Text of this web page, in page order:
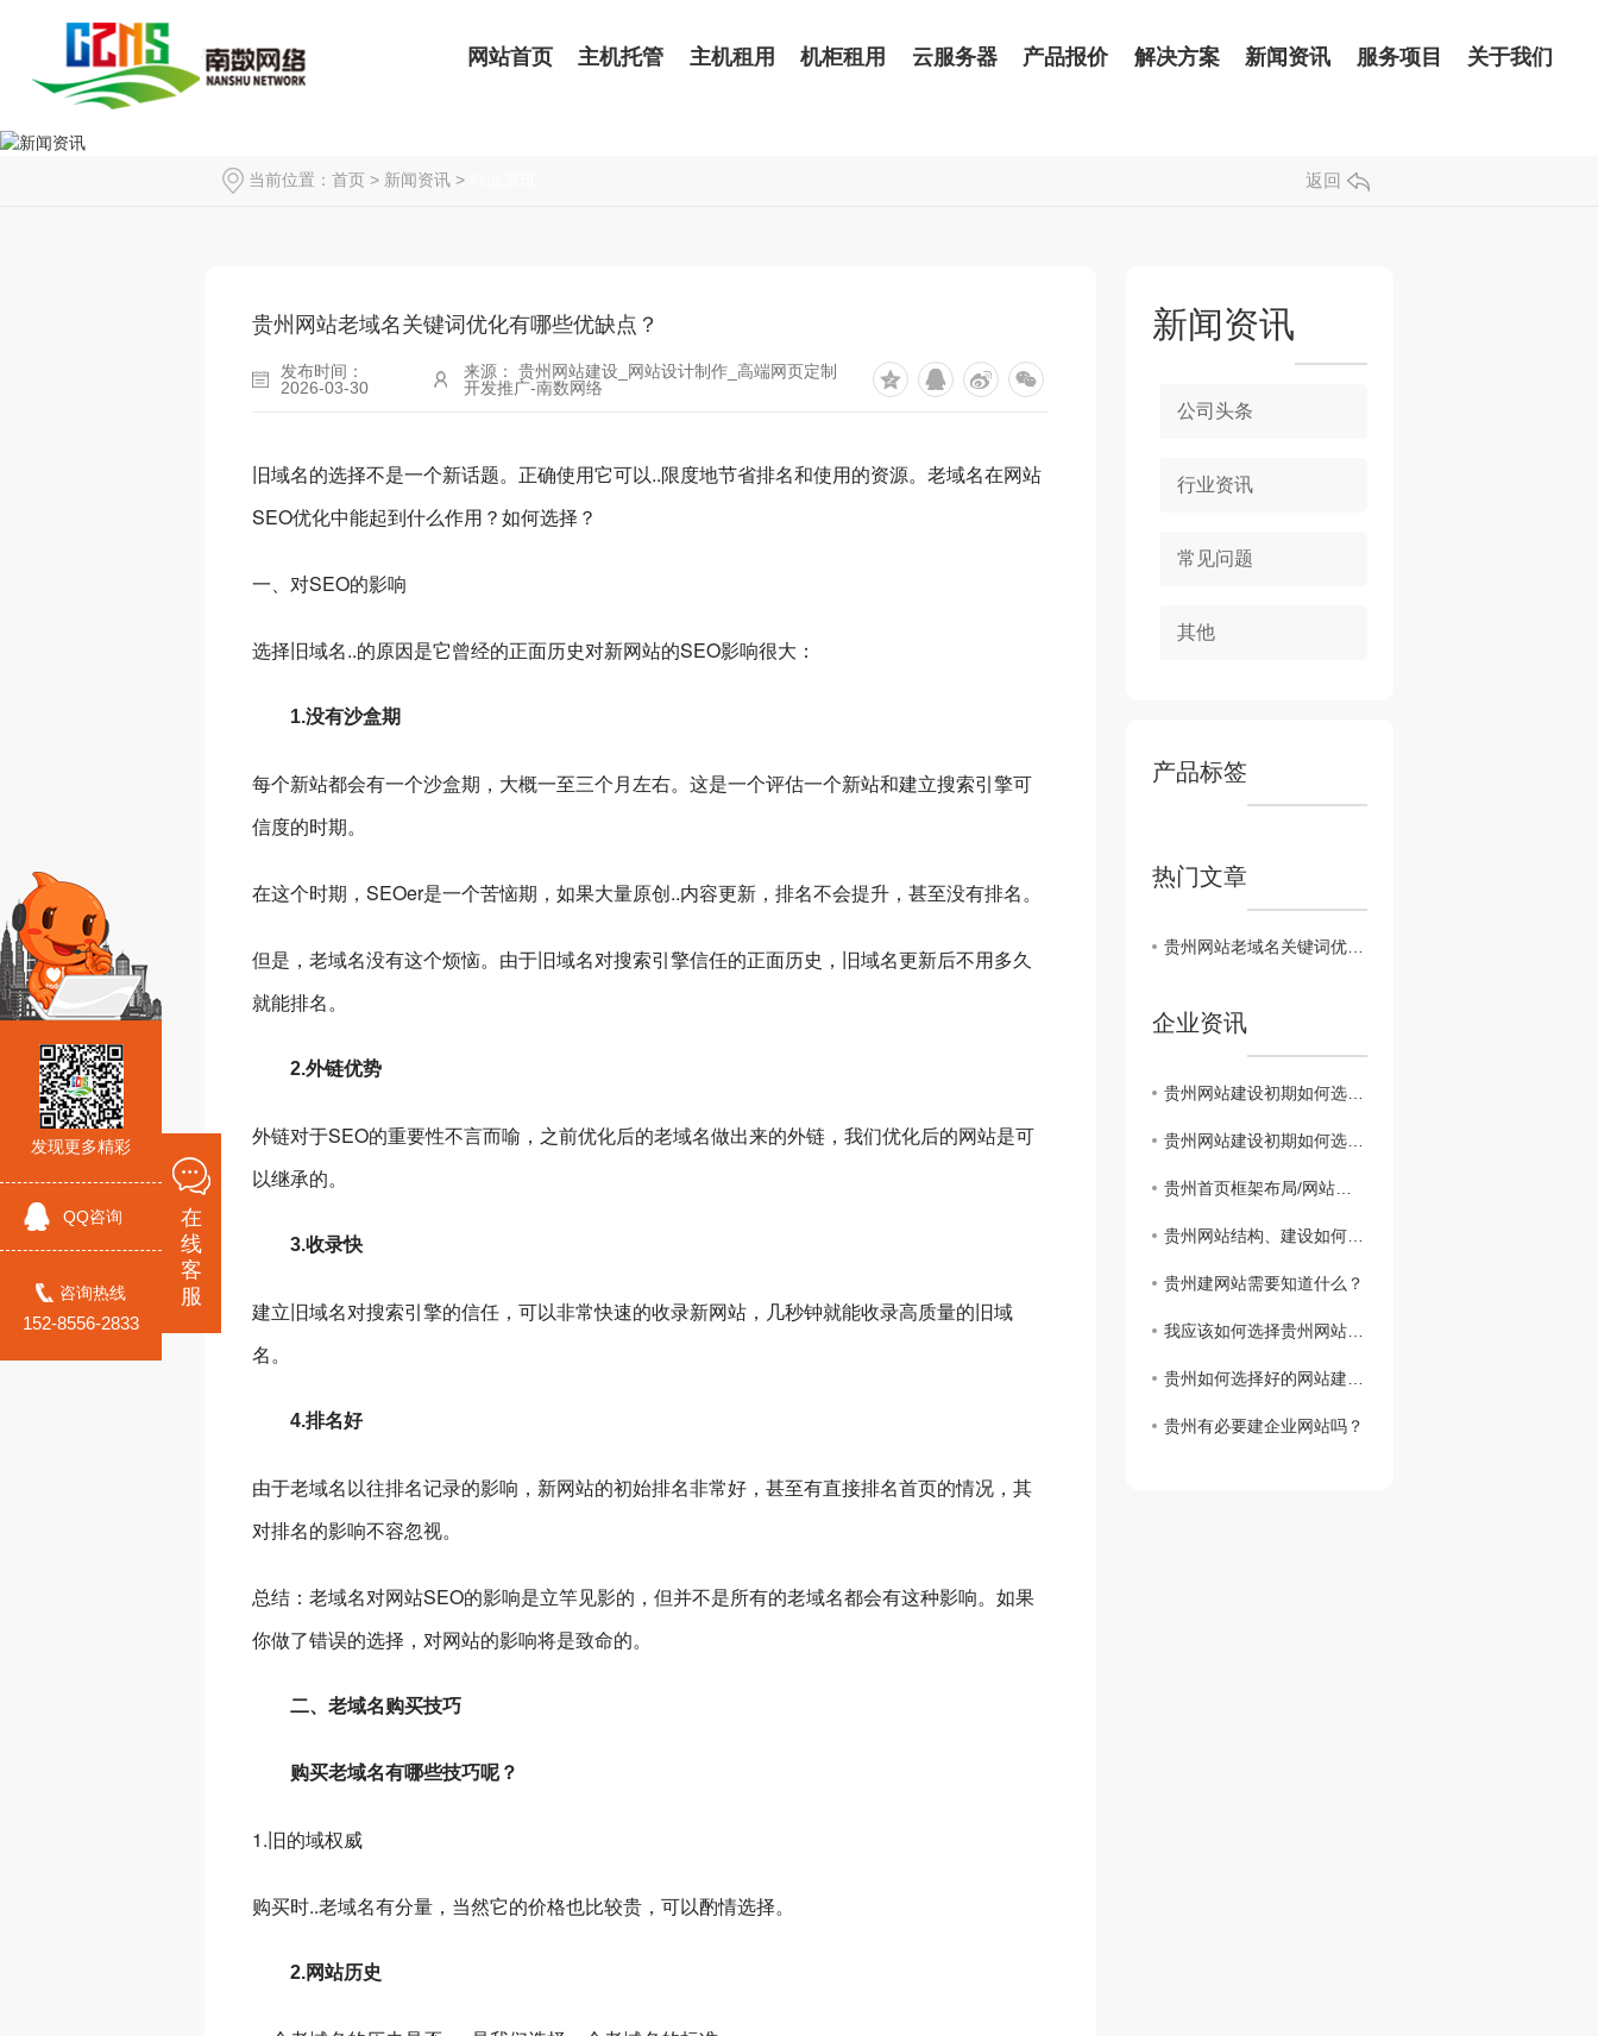
网站首页 主机托管 主机租用 机柜租用 云服务器 产品报价 解决方案 新闻资讯 服务项目 关于我们
当前位置： 首页 > 新闻资讯 > 返回
贵州网站老域名关键词优化有哪些优缺点？
发布时间：
2026-03-30
来源： 贵州网站建设_网站设计制作_高端网页定制
开发推广-南数网络
旧域名的选择不是一个新话题。正确使用它可以..限度地节省排名和使用的资源。老域名在网站
SEO优化中能起到什么作用？如何选择？
一、对SEO的影响
选择旧域名..的原因是它曾经的正面历史对新网站的SEO影响很大：
1.没有沙盒期
每个新站都会有一个沙盒期，大概一至三个月左右。这是一个评估一个新站和建立搜索引擎可
信度的时期。
在这个时期，SEOer是一个苦恼期，如果大量原创..内容更新，排名不会提升，甚至没有排名。
但是，老域名没有这个烦恼。由于旧域名对搜索引擎信任的正面历史，旧域名更新后不用多久
就能排名。
2.外链优势
外链对于SEO的重要性不言而喻，之前优化后的老域名做出来的外链，我们优化后的网站是可
以继承的。
3.收录快
建立旧域名对搜索引擎的信任，可以非常快速的收录新网站，几秒钟就能收录高质量的旧域
名。
4.排名好
由于老域名以往排名记录的影响，新网站的初始排名非常好，甚至有直接排名首页的情况，其
对排名的影响不容忽视。
总结：老域名对网站SEO的影响是立竿见影的，但并不是所有的老域名都会有这种影响。如果
你做了错误的选择，对网站的影响将是致命的。
二、老域名购买技巧
购买老域名有哪些技巧呢？
1.旧的域权威
购买时..老域名有分量，当然它的价格也比较贵，可以酌情选择。
2.网站历史
新闻资讯
公司头条
行业资讯
常见问题
其他
产品标签
热门文章
贵州网站老域名关键词优化有哪些优缺点？
企业资讯
贵州网站建设初期如何选择域名
贵州网站建设初期如何选择域名
贵州首页框架布局/网站建设思路
贵州网站结构、建设如何实现网站设计
贵州建网站需要知道什么？
我应该如何选择贵州网站虚拟主机？
贵州如何选择好的网站建设公司？
贵州有必要建企业网站吗？
发现更多精彩
QQ咨询
咨询热线
152-8556-2833
在
线
客
服